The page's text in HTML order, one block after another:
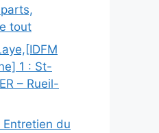
tout
1 : St-
– Rueil-
du